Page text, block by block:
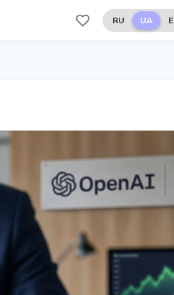
RU UA